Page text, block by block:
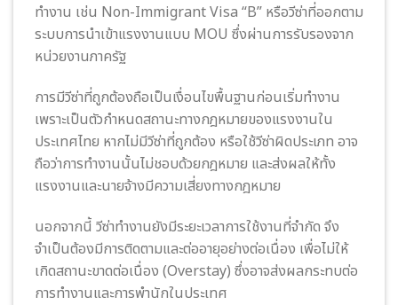
ทำงาน เช่น Non-Immigrant Visa “B” หรือวีซ่าที่ออกตาม
ระบบการนำเข้าแรงงานแบบ MOU ซึ่งผ่านการรับรองจาก
หน่วยงานภาครัฐ
การมีวีซ่าที่ถูกต้องถือเป็นเงื่อนไขพื้นฐานก่อนเริ่มทำงาน
เพราะเป็นตัวกำหนดสถานะทางกฎหมายของแรงงานใน
ประเทศไทย หากไม่มีวีซ่าที่ถูกต้อง หรือใช้วีซ่าผิดประเภท อาจ
ถือว่าการทำงานนั้นไม่ชอบด้วยกฎหมาย และส่งผลให้ทั้ง
แรงงานและนายจ้างมีความเสี่ยงทางกฎหมาย
นอกจากนี้ วีซ่าทำงานยังมีระยะเวลาการใช้งานที่จำกัด จึง
จำเป็นต้องมีการติดตามและต่ออายุอย่างต่อเนื่อง เพื่อไม่ให้
เกิดสถานะขาดต่อเนื่อง (Overstay) ซึ่งอาจส่งผลกระทบต่อ
การทำงานและการพำนักในประเทศ